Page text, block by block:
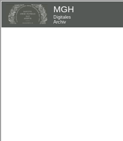
MGH
Digitales
Archiv